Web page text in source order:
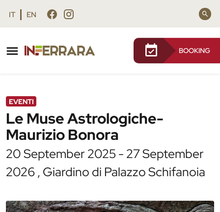
Vai al contenuto principale
Vai al footer
IT EN
BOOKING
Le Muse Astrologiche- Maurizio Bonora
EVENTI
Le Muse Astrologiche-
Maurizio Bonora
20 September 2025 - 27 September
2026 , Giardino di Palazzo Schifanoia